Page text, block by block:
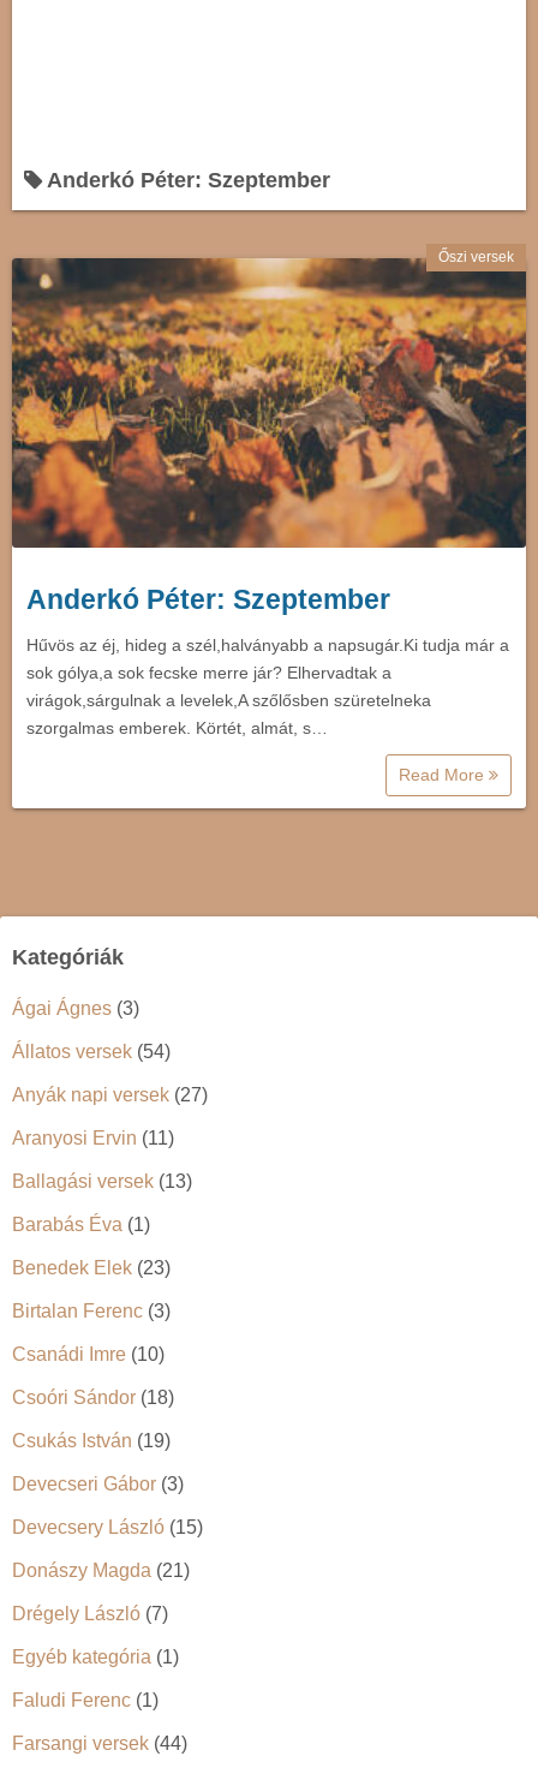
Anderkó Péter: Szeptember
Őszi versek
Anderkó Péter: Szeptember
Hűvös az éj, hideg a szél,halványabb a napsugár.Ki tudja már a
sok gólya,a sok fecske merre jár? Elhervadtak a
virágok,sárgulnak a levelek,A szőlősben szüretelneka
szorgalmas emberek. Körtét, almát, s…
Read More
Kategóriák
Ágai Ágnes (3)
Állatos versek (54)
Anyák napi versek (27)
Aranyosi Ervin (11)
Ballagási versek (13)
Barabás Éva (1)
Benedek Elek (23)
Birtalan Ferenc (3)
Csanádi Imre (10)
Csoóri Sándor (18)
Csukás István (19)
Devecseri Gábor (3)
Devecsery László (15)
Donászy Magda (21)
Drégely László (7)
Egyéb kategória (1)
Faludi Ferenc (1)
Farsangi versek (44)